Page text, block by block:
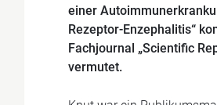
einer
Rezeptor-Enzephalitis“
Fachjournal „Scientific
vermutet.